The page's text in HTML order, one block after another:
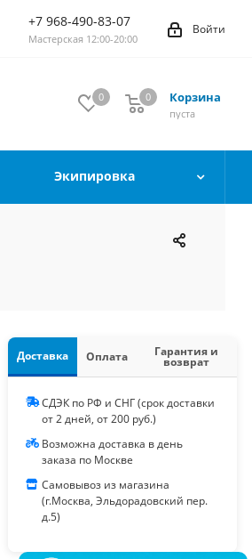
+7 968-490-83-07
Мастерская 12:00-20:00
Войти
0 Корзина
0
пуста
0
Экипировка
Доставка Оплата Гарантия и
возврат
СДЭК по РФ и СНГ (срок доставки
от 2 дней, от 200 руб.)
Возможна доставка в день
заказа по Москве
Самовывоз из магазина
(г.Москва, Эльдорадовский пер.
д.5)